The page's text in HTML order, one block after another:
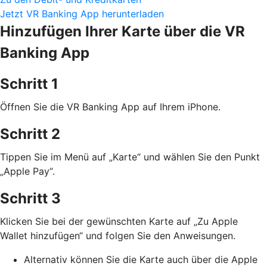
Jetzt VR Banking App herunterladen
Hinzufügen Ihrer Karte über die VR
Banking App
Schritt 1
Öffnen Sie die VR Banking App auf Ihrem iPhone.
Schritt 2
Tippen Sie im Menü auf „Karte“ und wählen Sie den Punkt
„Apple Pay“.
Schritt 3
Klicken Sie bei der gewünschten Karte auf „Zu Apple
Wallet hinzufügen“ und folgen Sie den Anweisungen.
Alternativ können Sie die Karte auch über die Apple